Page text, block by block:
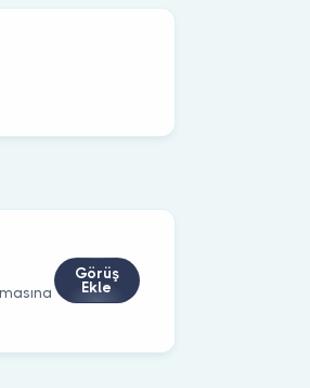
Görüş
Ekle